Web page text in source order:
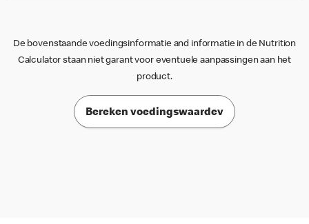
De bovenstaande voedingsinformatie and informatie in de Nutrition
Calculator staan niet garant voor eventuele aanpassingen aan het
product.
Bereken voedingswaardev